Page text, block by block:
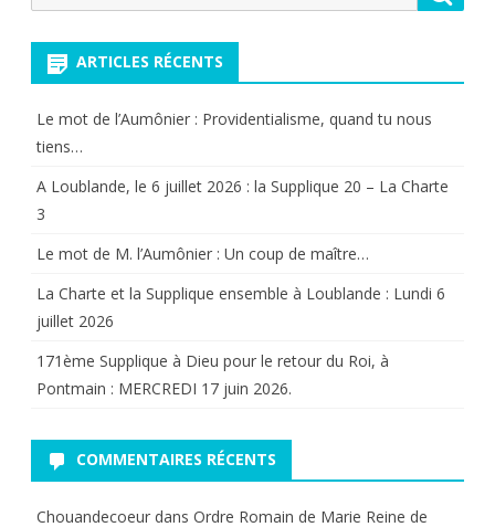
pour:
ARTICLES RÉCENTS
Le mot de l’Aumônier : Providentialisme, quand tu nous
tiens…
A Loublande, le 6 juillet 2026 : la Supplique 20 – La Charte
3
Le mot de M. l’Aumônier : Un coup de maître…
La Charte et la Supplique ensemble à Loublande : Lundi 6
juillet 2026
171ème Supplique à Dieu pour le retour du Roi, à
Pontmain : MERCREDI 17 juin 2026.
COMMENTAIRES RÉCENTS
Chouandecoeur dans Ordre Romain de Marie Reine de